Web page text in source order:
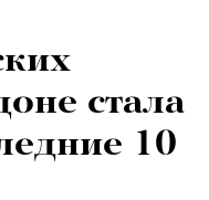
стала
10